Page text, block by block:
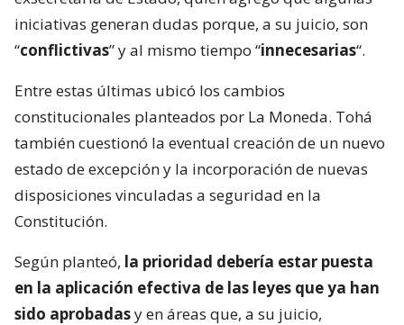
iniciativas generan dudas porque, a su juicio, son
“conflictivas” y al mismo tiempo “innecesarias“.
Entre estas últimas ubicó los cambios
constitucionales planteados por La Moneda. Tohá
también cuestionó la eventual creación de un nuevo
estado de excepción y la incorporación de nuevas
disposiciones vinculadas a seguridad en la
Constitución.
Según planteó, la prioridad debería estar puesta
en la aplicación efectiva de las leyes que ya han
sido aprobadasy en áreas que, a su juicio,